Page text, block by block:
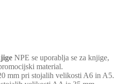
NPE se uporablja se za knjige,
material.
mm pri stojalih velikosti A6 in A5.